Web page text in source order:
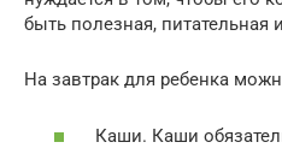
быть полезная, питательная
На завтрак для ребенка
Каши. Каши